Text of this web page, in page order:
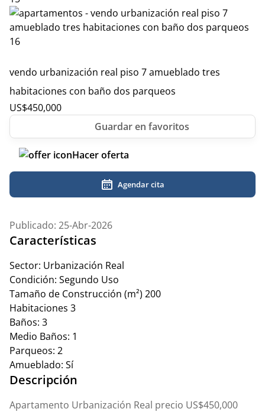
vendo urbanización real piso 7 amueblado tres
habitaciones con baño dos parqueos
US$450,000
Hacer oferta
Agendar cita
Publicado: 25-Abr-2026
Características
Sector: Urbanización Real
Condición: Segundo Uso
Tamaño de Construcción (m²) 200
Habitaciones 3
Baños: 3
Medio Baños: 1
Parqueos: 2
Amueblado: Sí
Descripción
Apartamento Urbanización Real precio US$450,000